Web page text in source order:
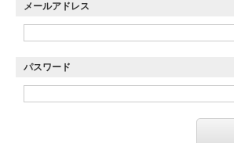
メールアドレス
パスワード